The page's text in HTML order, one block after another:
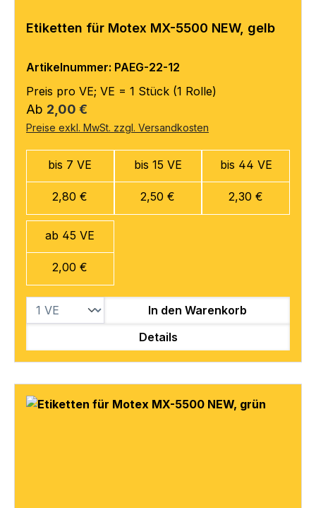
Etiketten für Motex MX-5500 NEW, gelb
Artikelnummer: PAEG-22-12
Preis pro VE; VE = 1 Stück (1 Rolle)
Regulärer Preis:
Ab 2,00 €
Preise exkl. MwSt. zzgl. Versandkosten
bis 7 VE
2,80 €
bis 15 VE
2,50 €
bis 44 VE
2,30 €
ab 45 VE
2,00 €
In den Warenkorb
Details